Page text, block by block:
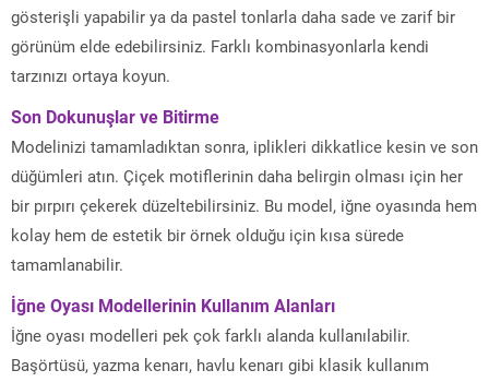
gösterişli yapabilir ya da pastel tonlarla daha sade ve zarif bir
görünüm elde edebilirsiniz. Farklı kombinasyonlarla kendi
tarzınızı ortaya koyun.
Son Dokunuşlar ve Bitirme
Modelinizi tamamladıktan sonra, iplikleri dikkatlice kesin ve son
düğümleri atın. Çiçek motiflerinin daha belirgin olması için her
bir pırpırı çekerek düzeltebilirsiniz. Bu model, iğne oyasında hem
kolay hem de estetik bir örnek olduğu için kısa sürede
tamamlanabilir.
İğne Oyası Modellerinin Kullanım Alanları
İğne oyası modelleri pek çok farklı alanda kullanılabilir.
Başörtüsü, yazma kenarı, havlu kenarı gibi klasik kullanım